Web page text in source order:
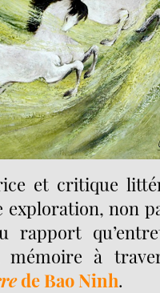
et critique
exploration, non
rapport
mémoire à
de Bao Ninh.